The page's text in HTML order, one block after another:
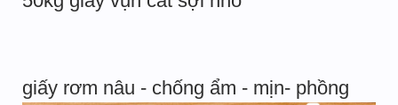
giấy rơm nâu - chống ẩm - mịn- phồng